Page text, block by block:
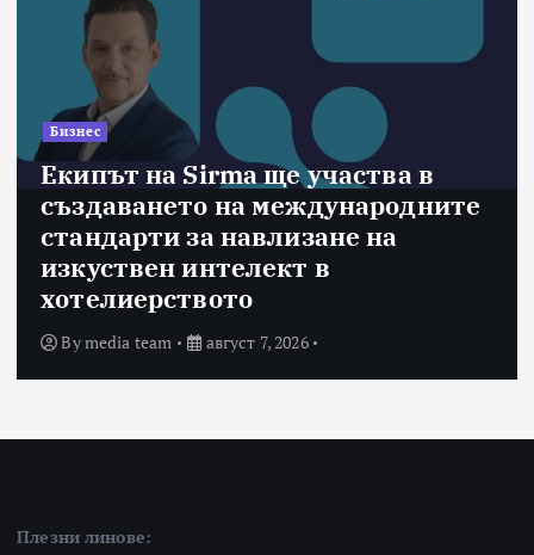
Бизнес
Екипът на Sirma ще участва в
създаването на международните
стандарти за навлизане на
изкуствен интелект в
хотелиерството
Bymedia team август 7, 2026
Плезни линове: